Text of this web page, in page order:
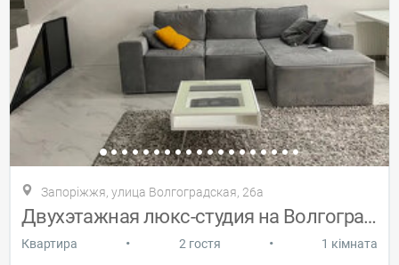
Запоріжжя, улица Волгоградская, 26а
Двухэтажная люкс-студия на Волгоградской
Квартира • 2 гостя • 1 кімната